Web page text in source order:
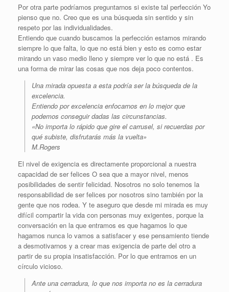
Por otra parte podríamos preguntarnos si existe tal perfección Yo
pienso que no. Creo que es una búsqueda sin sentido y sin
respeto por las individualidades.
Entiendo que cuando buscamos la perfección estamos mirando
siempre lo que falta, lo que no está bien y esto es como estar
mirando un vaso medio lleno y siempre ver lo que no está . Es
una forma de mirar las cosas que nos deja poco contentos.
Una mirada opuesta a esta podría ser la búsqueda de la
excelencia.
Entiendo por excelencia enfocarnos en lo mejor que
podemos conseguir dadas las circunstancias.
«No importa lo rápido que gire el carrusel, si recuerdas por
qué subiste, disfrutarás más la vuelta»
M.Rogers
El nivel de exigencia es directamente proporcional a nuestra
capacidad de ser felices O sea que a mayor nivel, menos
posibilidades de sentir felicidad. Nosotros no solo tenemos la
responsabilidad de ser felices por nosotros sino también por la
gente que nos rodea. Y te aseguro que desde mi mirada es muy
difícil compartir la vida con personas muy exigentes, porque la
conversación en la que entramos es que hagamos lo que
hagamos nunca lo vamos a satisfacer y ese pensamiento tiende
a desmotivarnos y a crear mas exigencia de parte del otro a
partir de su propia insatisfacción. Por lo que entramos en un
círculo vicioso.
Ante una cerradura, lo que nos importa no es la cerradura